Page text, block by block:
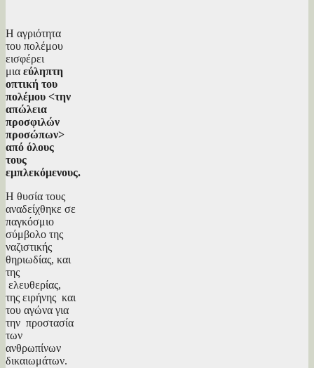
Η αγριότητα
του πολέμου
εισφέρει
μια εύληπτη
οπτική του
πολέμου <την
απώλεια
προσφιλών
προσώπων>
από όλους
τους
εμπλεκόμενους.
Η θυσία τους
αναδείχθηκε σε
παγκόσμιο
σύμβολο της
ναζιστικής
θηριωδίας, και
της
ελευθερίας,
της ειρήνης και
του αγώνα για
την προστασία
των
ανθρωπίνων
δικαιωμάτων.